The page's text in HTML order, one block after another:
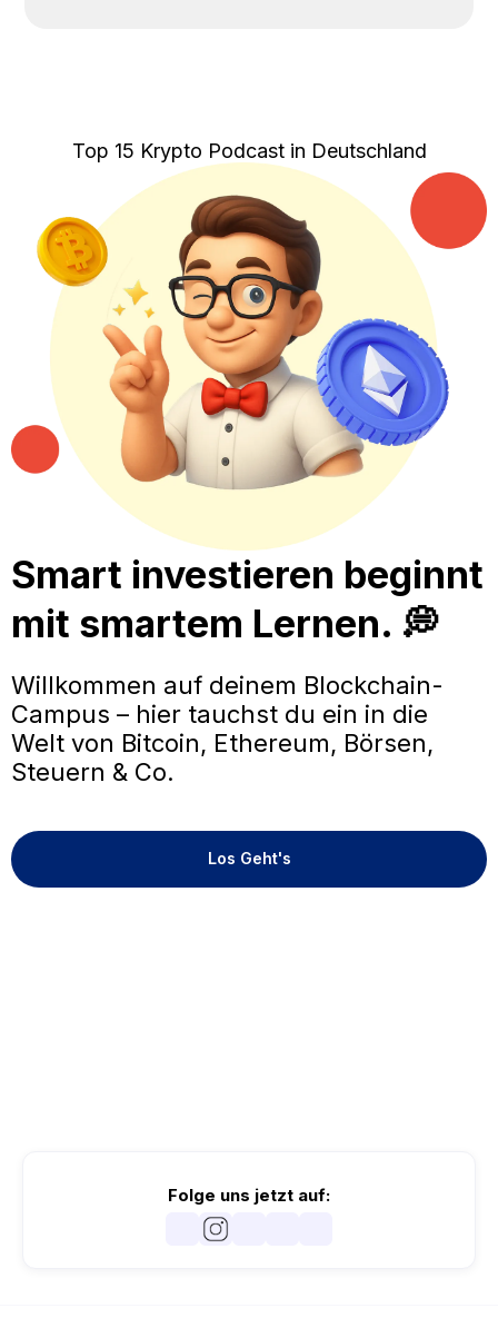
Top 15 Krypto Podcast in Deutschland
Smart investieren beginnt
mit smartem Lernen. 💭
Willkommen auf deinem Blockchain-
Campus – hier tauchst du ein in die
Welt von Bitcoin, Ethereum, Börsen,
Steuern & Co.
Los Geht's
Folge uns jetzt auf: